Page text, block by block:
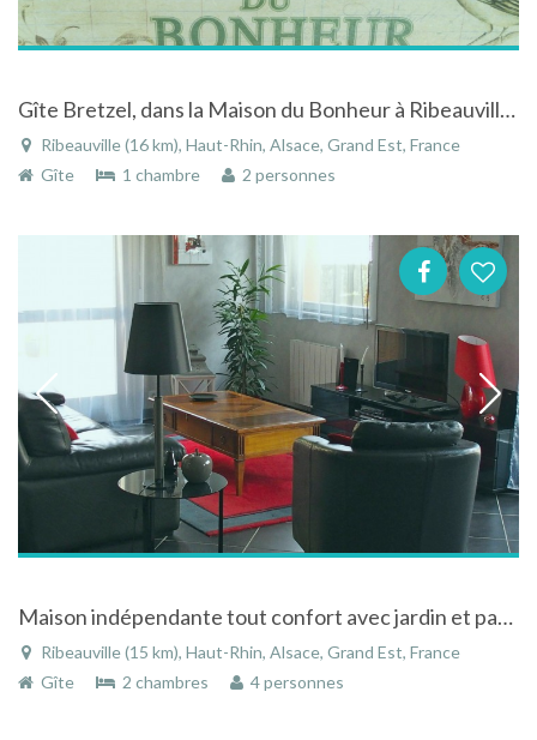
Gîte Bretzel, dans la Maison du Bonheur à Ribeauvillé avec son "Jardin Secret"
Ribeauville (16 km), Haut-Rhin, Alsace, Grand Est, France
Gîte
1 chambre 2 personnes
Maison indépendante tout confort avec jardin et parkings privatifs
Ribeauville (15 km), Haut-Rhin, Alsace, Grand Est, France
Gîte
2 chambres 4 personnes